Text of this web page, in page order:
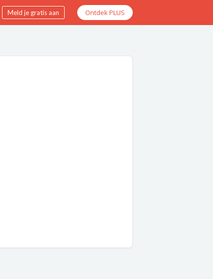
Meld je gratis aan Ontdek PLUS